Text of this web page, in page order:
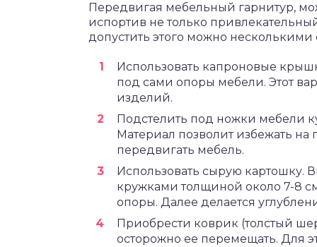
Передвигая мебельный гарнитур,
испортив не только
допустить этого можно несколькими
Использовать капроновые
под сами опоры мебели. Этот
изделий.
Подстелить под ножки мебели
Материал позволит избежать
передвигать мебель.
Использовать сырую картошку.
кружками толщиной около 7-8
опоры. Далее делается
Приобрести коврик (толстый
осторожно ее перемещать. Для